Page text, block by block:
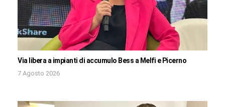
Via libera a impianti di accumulo Bess a Melfi e Picerno
7 Agosto 2026